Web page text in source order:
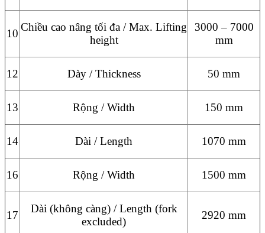
10
Chiều cao nâng tối đa / Max. Lifting
height
3000 – 7000
mm
12 Dày / Thickness 50 mm
13 Rộng / Width 150 mm
14 Dài / Length 1070 mm
16 Rộng / Width 1500 mm
17
Dài (không càng) / Length (fork
excluded)
2920 mm